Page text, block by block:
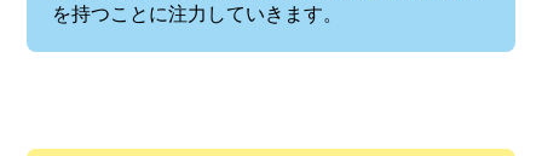
を持つことに注力していきます。